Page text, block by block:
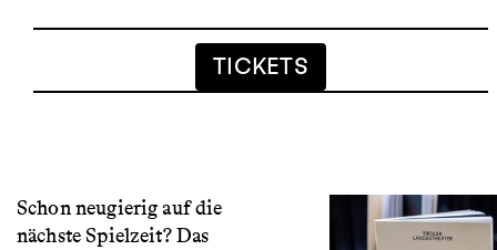
TICKETS
Schon neugierig auf die
nächste Spielzeit? Das